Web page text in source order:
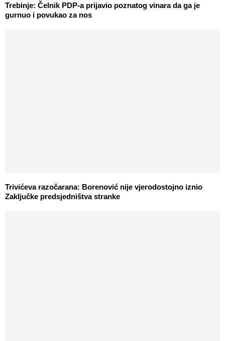
Trebinje: Čelnik PDP-a prijavio poznatog vinara da ga je
gurnuo i povukao za nos
Trivićeva razočarana: Borenović nije vjerodostojno iznio
Zaključke predsjedništva stranke